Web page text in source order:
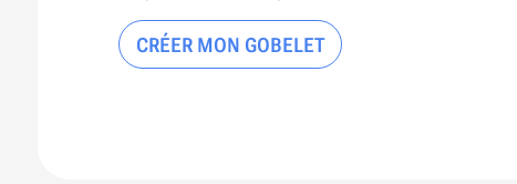
CRÉER MON GOBELET